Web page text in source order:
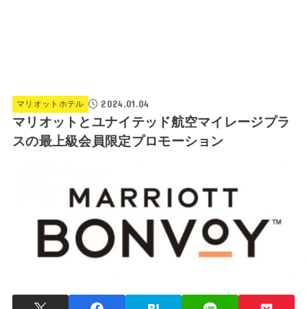
マリオットホテル 2024.01.04
マリオットとユナイテッド航空マイレージプラ
スの最上級会員限定プロモーション